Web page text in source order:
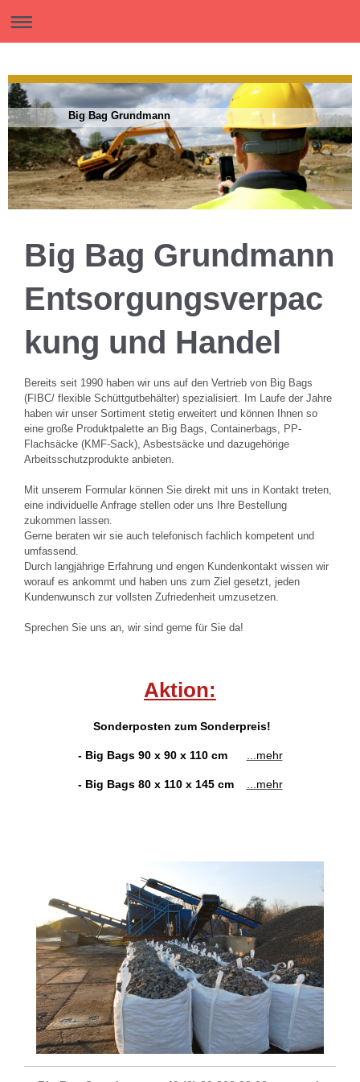
Big Bag Grundmann
Big Bag Grundmann
Entsorgungsverpac
kung und Handel
Bereits seit 1990 haben wir uns auf den Vertrieb von Big Bags
(FIBC/ flexible Schüttgutbehälter) spezialisiert. Im Laufe der Jahre
haben wir unser Sortiment stetig erweitert und können Ihnen so
eine große Produktpalette an Big Bags, Containerbags, PP-
Flachsäcke (KMF-Sack), Asbestsäcke und dazugehörige
Arbeitsschutzprodukte anbieten.
Mit unserem Formular können Sie direkt mit uns in Kontakt treten,
eine individuelle Anfrage stellen oder uns Ihre Bestellung
zukommen lassen.
Gerne beraten wir sie auch telefonisch fachlich kompetent und
umfassend.
Durch langjährige Erfahrung und engen Kundenkontakt wissen wir
worauf es ankommt und haben uns zum Ziel gesetzt, jeden
Kundenwunsch zur vollsten Zufriedenheit umzusetzen.
Sprechen Sie uns an, wir sind gerne für Sie da!
Aktion:
Sonderposten zum Sonderpreis!
- Big Bags 90 x 90 x 110 cm ...mehr
- Big Bags 80 x 110 x 145 cm ...mehr